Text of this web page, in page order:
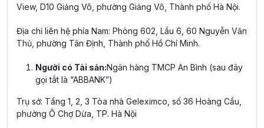
View, D10 Giảng Võ, phường Giảng Võ, Thành phố Hà Nội.
Địa chỉ liên hệ phía Nam: Phòng 602, Lầu 6, 60 Nguyễn Văn
Thủ, phường Tân Định, Thành phố Hồ Chí Minh.
Người có Tài sản:Ngân hàng TMCP An Bình (sau đây
gọi tắt là “ABBANK”)
Trụ sở: Tầng 1, 2, 3 Tòa nhà Geleximco, số 36 Hoàng Cầu,
phường Ô Chợ Dừa, TP. Hà Nội